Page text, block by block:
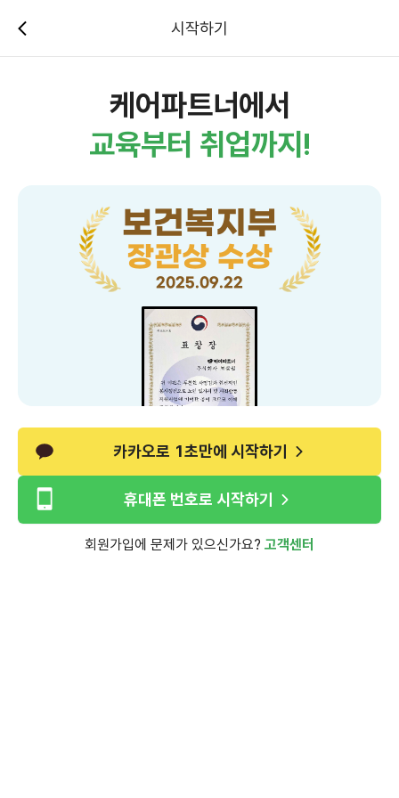
시작하기
케어파트너에서
교육부터 취업까지!
보건복지부
장관상 수상
2025.09.22
카카오로 1초만에 시작하기
휴대폰 번호로 시작하기
회원가입에 문제가 있으신가요? 고객센터